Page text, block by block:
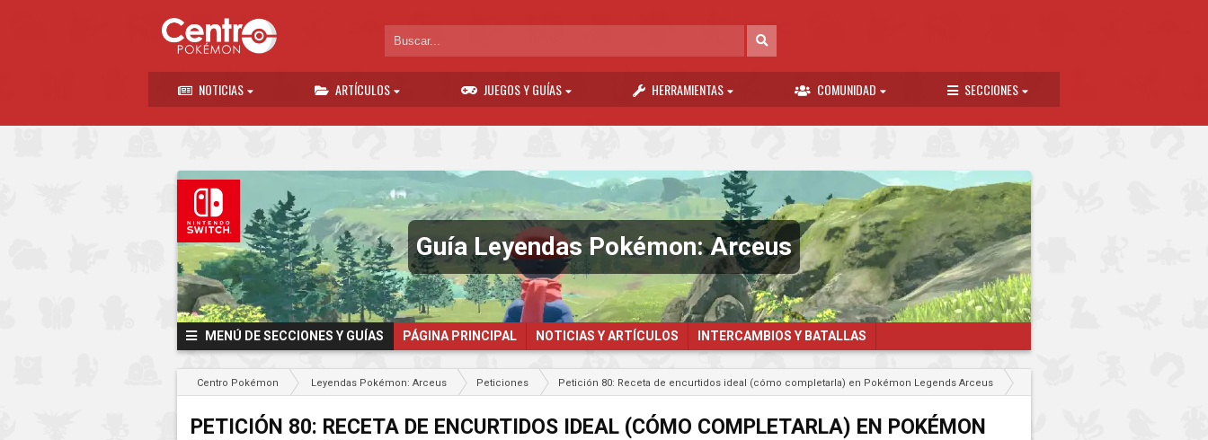
NOTICIAS ARTÍCULOS JUEGOS Y GUÍAS HERRAMIENTAS COMUNIDAD SECCIONES
Guía Leyendas Pokémon: Arceus
MENÚ DE SECCIONES Y GUÍAS PÁGINA PRINCIPAL NOTICIAS Y ARTÍCULOS INTERCAMBIOS Y BATALLAS
Centro Pokémon Leyendas Pokémon: Arceus Peticiones Petición 80: Receta de encurtidos ideal (cómo completarla) en Pokémon Legends Arceus
PETICIÓN 80: RECETA DE ENCURTIDOS IDEAL (CÓMO COMPLETARLA) EN POKÉMON